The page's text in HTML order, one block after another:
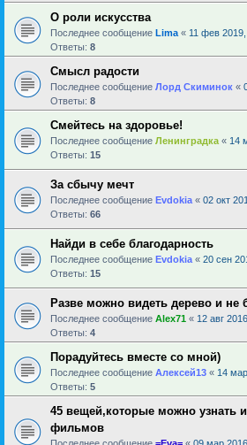
О роли искусства
Последнее сообщение Lima « 11 фев
Ответы: 8
Смысл радости
Последнее сообщение Лорд Скиминок «
Ответы: 8
Смейтесь на здоровье!
Последнее сообщение Ленинградка « 14
Ответы: 15
За сбычу мечт
Последнее сообщение Evdokia « 02 окт
Ответы: 66
Найди в себе благодарность
Последнее сообщение Evdokia « 20 сен
Ответы: 15
Разве можно видеть дерево и не
Последнее сообщение Alex71 « 12 авг
Ответы: 4
Порадуйтесь вместе со мной)
Последнее сообщение Алексей13 « 14
Ответы: 5
45 вещей,которые можно узнать
фильмов